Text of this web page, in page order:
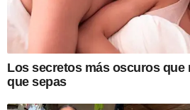
Los secretos más oscuros que
que sepas